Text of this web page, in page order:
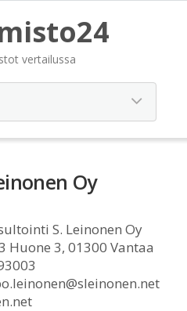
vertailussa
Oy
S. Leinonen Oy
Huone 3, 01300 Vantaa